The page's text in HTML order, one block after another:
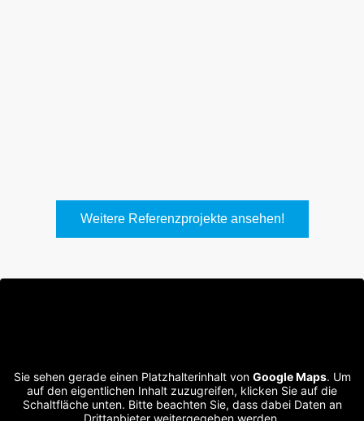
Weitere Referenzprojekte ansehen!
Sie sehen gerade einen Platzhalterinhalt von Google Maps. Um
auf den eigentlichen Inhalt zuzugreifen, klicken Sie auf die
Schaltfläche unten. Bitte beachten Sie, dass dabei Daten an
Drittanbieter weitergegeben werden.